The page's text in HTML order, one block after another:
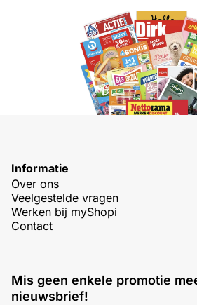
Informatie
Over ons
Veelgestelde vragen
Werken bij myShopi
Contact
Mis geen enkele promotie
nieuwsbrief!